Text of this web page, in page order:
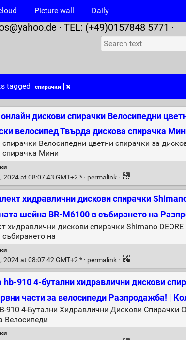
Picture wall Daily
· TEL: (+49)0157848 5771 ·
tagged спирачки
дискови спирачки Велосипедни
велосипед Твърда дискова спирачка
Велосипедни цветни спирачки за
спирачка Мини
2024 at 08:07:43 GMT+2 * · permalink ·
хидравлични дискови спирачки
шейна BR-M6100 в събирането на
хидравлични дискови спирачки Shimano
събирането на
2024 at 08:07:42 GMT+2 * · permalink ·
hb-910 4-бутални хидравлични дискови
части за велосипеди Разпродажба! |
910 4-Бутални Хидравлични Дискови
Велосипеди